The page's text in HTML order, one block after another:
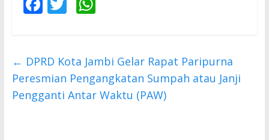
b
o
o
er s
A
p
← DPRD Kota Jambi Gelar Rapat Paripurna
Peresmian Pengangkatan Sumpah atau Janji
Pengganti Antar Waktu (PAW)